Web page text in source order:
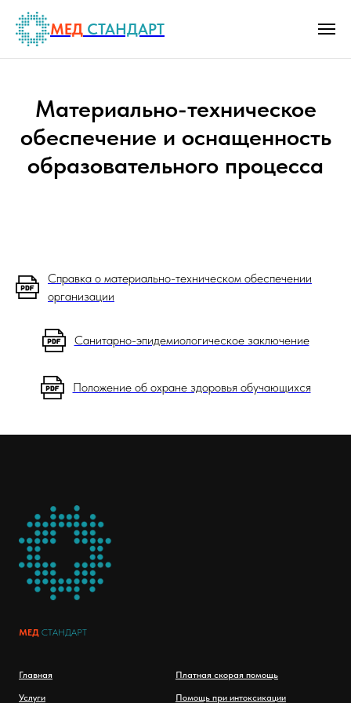
МЕД СТАНДАРТ
Материально-техническое
обеспечение и оснащенность
образовательного процесса
Справка о материально-техническом обеспечении
организации
Санитарно-эпидемиологическое заключение
Положение об охране здоровья обучающихся
МЕД СТАНДАРТ
Главная
Услуги
Платная скорая помощь
Помощь при интоксикации